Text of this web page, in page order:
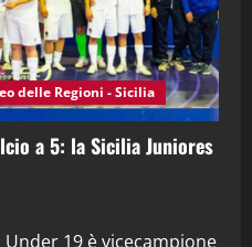
in Podcast Sport News
in Podcast: 27^ Puntata
Aprile 2026)
in Podcast
in Podcast: 26^ Puntata
delle Regioni - Sicilia
a 5: la Sicilia Juniores
19 è vicecampione